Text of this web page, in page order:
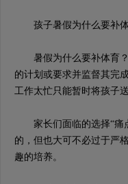
孩子暑假为什么要补
暑假为什么要补体育？
的计划或要求并监督其完
工作太忙只能暂时将孩子
家长们面临的选择“痛点
的，但也大可不必过于严
趣的培养。